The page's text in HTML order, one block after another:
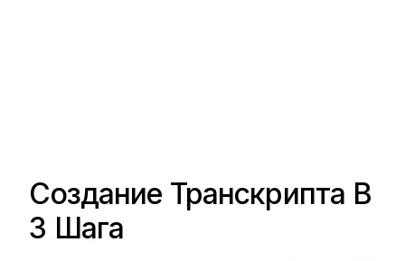
Создание Транскрипта В
3 Шага